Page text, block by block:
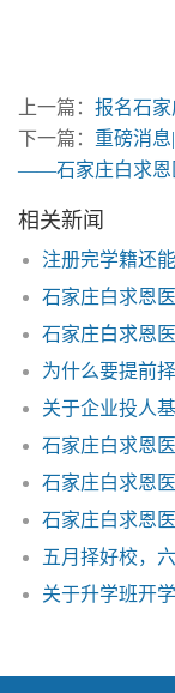
上一篇： 报名石家
下一篇： 重磅消息
——石家庄白求恩
相关新闻
为什么要提前
关于企业投人
石家庄白求恩